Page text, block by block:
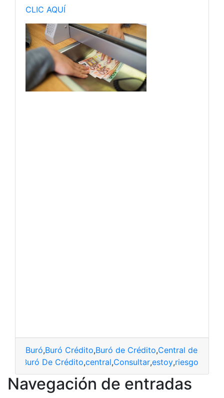
CLIC AQUÍ
Buró,Buró Crédito,Buró de Crédito,Central de riesgo
Buró De Crédito,central,Consultar,estoy,riesgo
Navegación de entradas